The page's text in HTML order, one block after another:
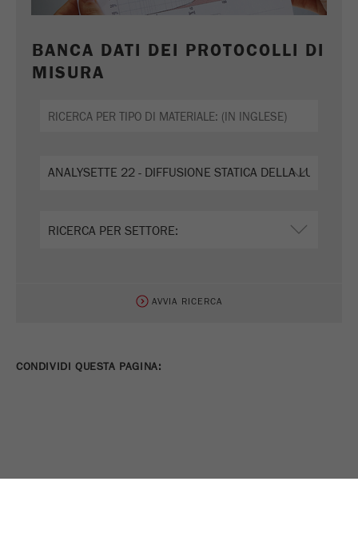
BANCA DATI DEI PROTOCOLLI DI
MISURA
AVVIA RICERCA
CONDIVIDI QUESTA PAGINA: